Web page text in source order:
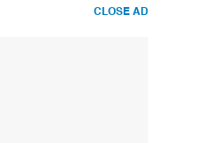
CLOSE AD